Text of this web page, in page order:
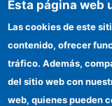
Institute of Public
ILLA
CSIC Electronic
Esta página web
Las cookies de este
contenido, ofrecer
tráfico. Además,
del sitio web con
web, quienes pueden